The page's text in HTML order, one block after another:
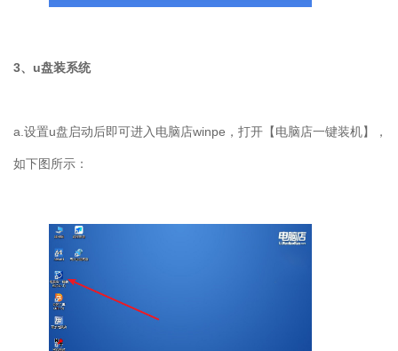
3、 u盘装系统
a. 设置u盘启动后即可进入电脑店winpe ，打开【电脑店一键装机】，
如下图所示：